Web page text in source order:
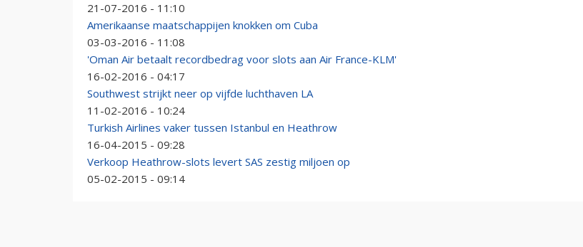
21-07-2016 - 11:10
Amerikaanse maatschappijen knokken om Cuba
03-03-2016 - 11:08
'Oman Air betaalt recordbedrag voor slots aan Air France-KLM'
16-02-2016 - 04:17
Southwest strijkt neer op vijfde luchthaven LA
11-02-2016 - 10:24
Turkish Airlines vaker tussen Istanbul en Heathrow
16-04-2015 - 09:28
Verkoop Heathrow-slots levert SAS zestig miljoen op
05-02-2015 - 09:14